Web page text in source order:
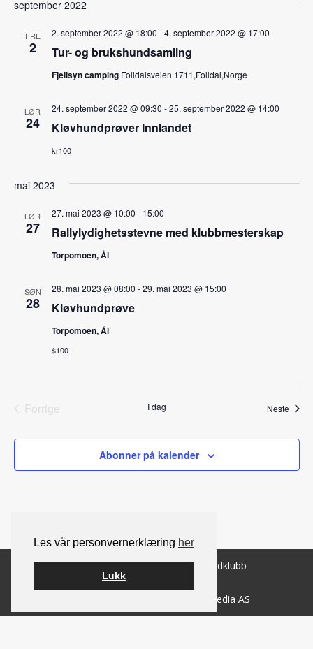
Les vår personvernerklæring her
Lukk
september 2022
FRE
2 Tur- og brukshundsamling
2. september 2022 @ 18:00 -4. september 2022 @ 17:00
Fjellsyn camping Folldalsveien 1711,Folldal,Norge
LØR
24 Kløvhundprøver Innlandet
24. september 2022 @ 09:30 -25. september 2022 @ 14:00
kr100
mai 2023
LØR
27 Rallylydighetsstevne med klubbmesterskap
27. mai 2023 @ 10:00 - 15:00
Torpomoen, Ål
SØN
28 Kløvhundprøve
28. mai 2023 @ 08:00 -29. mai 2023 @ 15:00
Torpomoen, Ål
$100
Forrige
I dag Neste
Abonner på kalender
© 2026 Norsk Berner Sennenhundklubb
Smart Media AS